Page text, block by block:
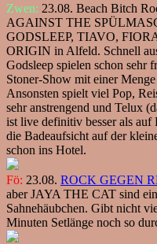
Zwen: 23.08. Beach Bitch
AGAINST THE
GODSLEEP, TIAVO,
ORIGIN in Alfeld. Schnell
Godsleep spielen schon sehr
Stoner-Show mit einer
Ansonsten spielt viel Pop,
sehr anstrengend und Telux
ist live definitiv besser als auf
die Badeaufsicht auf der
schon ins Hotel.
Fö: 23.08. ROCK GEGEN
aber JAYA THE CAT sind
Sahnehäubchen. Gibt nicht
Minuten Setlänge noch so